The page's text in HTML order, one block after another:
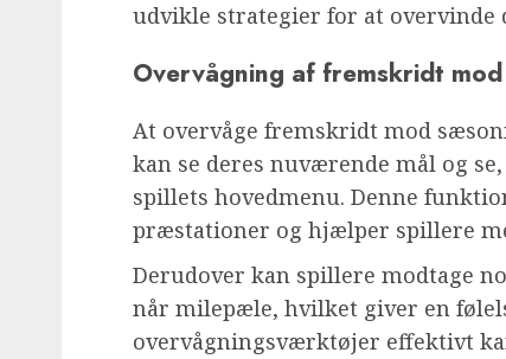
udvikle strategier for at overvinde
Overvågning af fremskridt
At overvåge fremskridt mod
kan se deres nuværende mål og
spillets hovedmenu. Denne
præstationer og hjælper spillere
Derudover kan spillere modtage
når milepæle, hvilket giver en
overvågningsværktøjer effektivt